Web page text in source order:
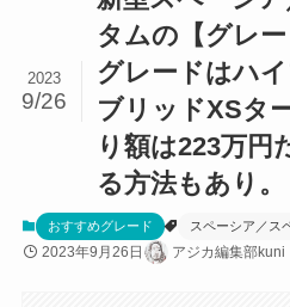
タムの【グレ
グレードはハ
ブリッドXSタ
り額は223万円
る方法もあり。
2023
9/26
おすすめグレード スペーシア／ス
2023年9月26日 アジカ編集部kuni